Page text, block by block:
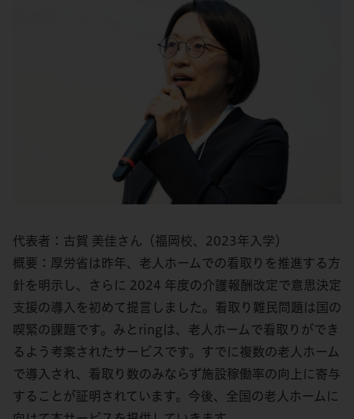
代表者：古賀 美佳さん（福岡校、2023年入学）
概要：厚労省は昨年、老人ホームでの看取りを推進する方
針を明示し、さらに 2024 年度の介護報酬改定で意思決定
支援の導入を初めて提言しました。看取り難民問題は国の
喫緊の課題です。みとringは、老人ホームで看取りができ
るよう考案されたサービスです。すでに複数の老人ホーム
で導入され、看取り数のみならず施設稼働率の向上に寄与
することが証明されています。今後、全国の老人ホームに